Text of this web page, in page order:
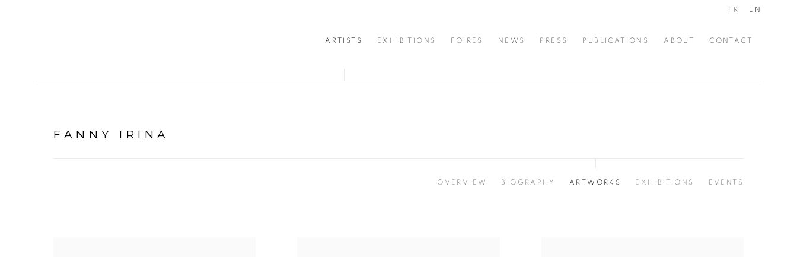
ARTISTS EXHIBITIONS FOIRES NEWS PRESS PUBLICATIONS ABOUT CONTACT
FR EN
FANNY IRINA
OVERVIEW BIOGRAPHY ARTWORKS EXHIBITIONS EVENTS